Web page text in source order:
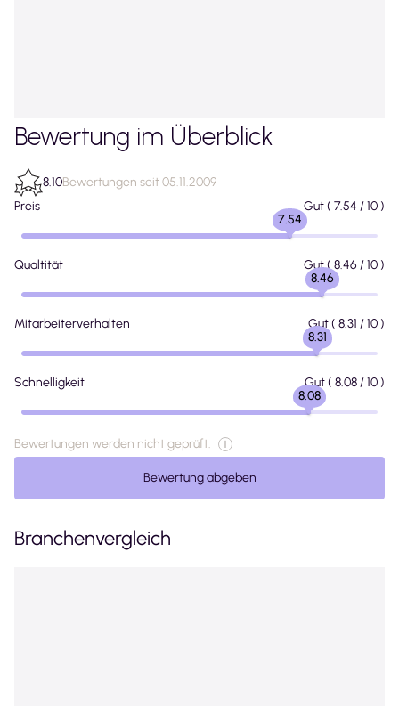
Bewertung im Überblick
8.10Bewertungen seit 05.11.2009
Preis
Gut( 7.54 / 10 )
7.54
Qualtität Gut( 8.46 / 10 )
8.46
Mitarbeiterverhalten Gut( 8.31 / 10 )
8.31
Schnelligkeit Gut( 8.08/ 10 )
8.08
Bewertungen werden nicht geprüft.
Bewertung abgeben
Branchenvergleich